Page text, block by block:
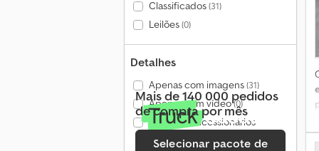
Classificados(31)
Leilões(0)
Detalhes
Apenas com imagens(31)
Apenas com vídeo(0)
Apenas concessionários
verificados
Mais de 140 000 pedidos
de compra por mês
Selecionar pacote de